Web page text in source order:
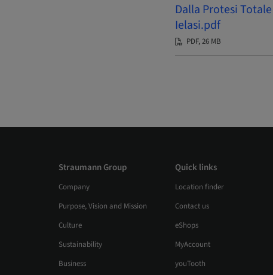
Dalla Protesi
Ielasi.pdf
PDF, 26 MB
Straumann Group
Company
Purpose, Vision and Mission
Culture
Sustainability
Business
Quick links
Location finder
Contact us
eShops
MyAccount
youTooth